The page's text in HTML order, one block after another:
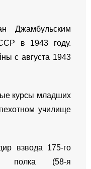
Джамбульским
в 1943 году.
с августа 1943
курсы младших
училище
взвода 175-го
полка (58-я